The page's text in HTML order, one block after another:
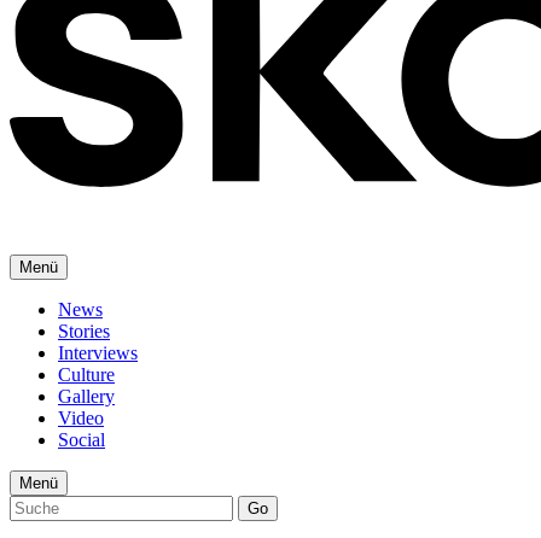
Menü
News
Stories
Interviews
Culture
Gallery
Video
Social
Menü
Go